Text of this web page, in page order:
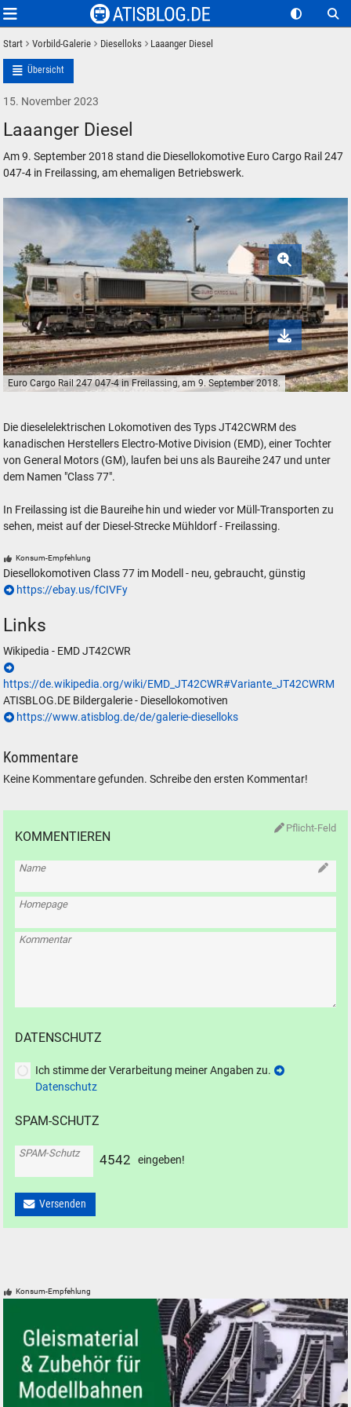
Start Vorbild-Galerie Dieselloks Laaanger Diesel
Übersicht
15. November 2023
Laaanger Diesel
Am 9. September 2018 stand die Diesellokomotive Euro Cargo Rail 247
047-4 in Freilassing, am ehemaligen Betriebswerk.
Euro Cargo Rail 247 047-4 in Freilassing, am 9. September 2018.
Die dieselelektrischen Lokomotiven des Typs JT42CWRM des
kanadischen Herstellers Electro-Motive Division (EMD), einer Tochter
von General Motors (GM), laufen bei uns als Baureihe 247 und unter
dem Namen "Class 77".
In Freilassing ist die Baureihe hin und wieder vor Müll-Transporten zu
sehen, meist auf der Diesel-Strecke Mühldorf - Freilassing.
Konsum-Empfehlung
Diesellokomotiven Class 77 im Modell - neu, gebraucht, günstig
https://ebay.us/fCIVFy
Links
Wikipedia - EMD JT42CWR
https://de.wikipedia.org/wiki/EMD_JT42CWR#Variante_JT42CWRM
ATISBLOG.DE Bildergalerie - Diesellokomotiven
https://www.atisblog.de/de/galerie-dieselloks
Kommentare
Keine Kommentare gefunden. Schreibe den ersten Kommentar!
Pflicht-Feld
KOMMENTIEREN
Name
Homepage
Kommentar
DATENSCHUTZ
Ich stimme der Verarbeitung meiner Angaben zu.
Datenschutz
SPAM-SCHUTZ
SPAM-Schutz 4542 eingeben!
Versenden
Konsum-Empfehlung